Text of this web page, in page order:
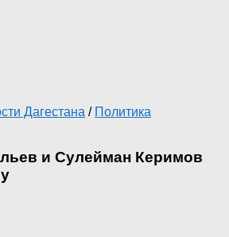
Дагестана / Политика
и Сулейман Керимов